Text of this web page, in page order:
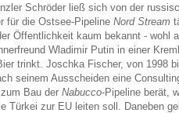
Schröder ließ sich von der
für die Ostsee-Pipeline Nord Stream
Öffentlichkeit kaum bekannt - wohl
Wladimir Putin in einer
trinkt. Joschka Fischer, von 1998
seinem Ausscheiden eine
Bau der Nabucco-Pipeline berät,
Türkei zur EU leiten soll. Daneben